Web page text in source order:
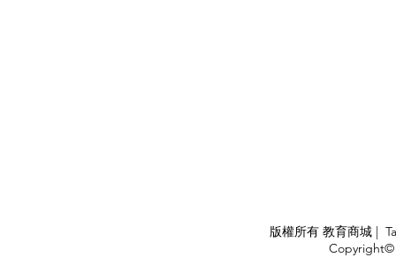
版權所有 教育商城 |
Copyright©